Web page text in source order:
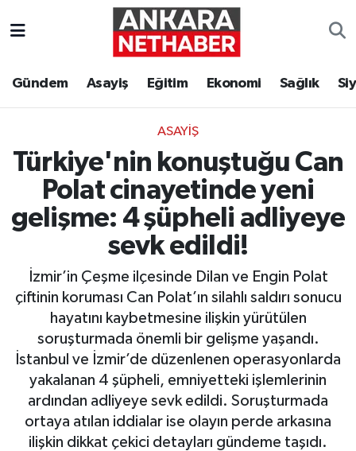
Gündem Asayiş Eğitim Ekonomi Sağlık
ASAYIŞ
Türkiye'nin konuştuğu Can
Polat cinayetinde yeni
gelişme: 4 şüpheli adliyeye
sevk edildi!
İzmir’in Çeşme ilçesinde Dilan ve Engin Polat
çiftinin koruması Can Polat’ın silahlı saldırı sonucu
hayatını kaybetmesine ilişkin yürütülen
soruşturmada önemli bir gelişme yaşandı.
İstanbul ve İzmir’de düzenlenen operasyonlarda
yakalanan 4 şüpheli, emniyetteki işlemlerinin
ardından adliyeye sevk edildi. Soruşturmada
ortaya atılan iddialar ise olayın perde arkasına
ilişkin dikkat çekici detayları gündeme taşıdı.
Ekonomi
Gündem
Resmi İlanlar
Sağlık
Siyaset
Spor
Ankara Hava Durumu
Süper Lig Puan Durumu ve Fikstür
Tüm Manşetler
Son Dakika Haberleri